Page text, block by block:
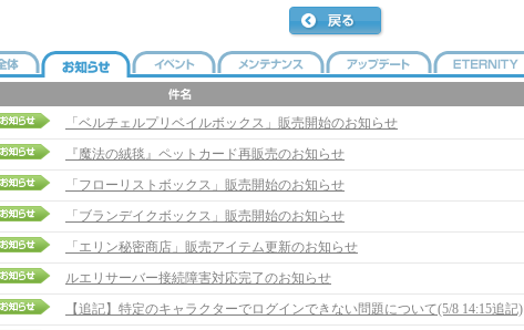
「ベルチェルプリベイルボックス」販売開始のお知らせ
『魔法の絨毯』ペットカード再販売のお知らせ
「フローリストボックス」販売開始のお知らせ
「ブランデイクボックス」販売開始のお知らせ
「エリン秘密商店」販売アイテム更新のお知らせ
ルエリサーバー接続障害対応完了のお知らせ
【追記】特定のキャラクターでログインできない問題について(5/8 14:15追記)